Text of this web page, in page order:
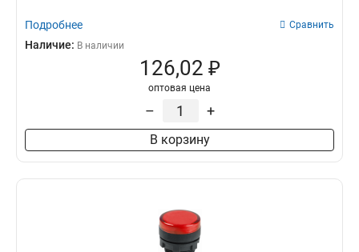
Подробнее Сравнить
Наличие: В наличии
126,02 ₽
оптовая цена
– +
В корзину